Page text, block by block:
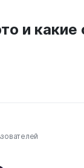
и какие